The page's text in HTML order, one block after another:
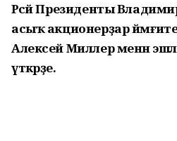
Рәсәй Президенты
асыҡ акционерҙар
Алексей Миллер менән
үткәрҙе.